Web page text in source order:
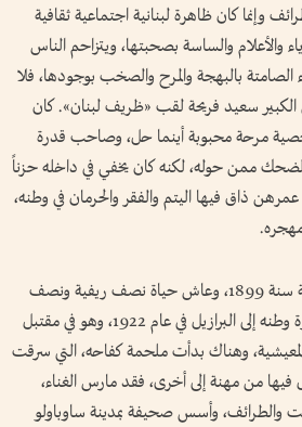
وإنما كان ظاهرة لبنانية اجتماعية ثقافية
والأعلام والساسة بصحبتها، ويتزاحم الناس
الصامتة بالبهجة والمرح والصخب بوجودها، فلا
سعيد فريحة لقب «ظريف لبنان». كان
مرحة محبوبة أينما حل، وصاحب قدرة
ممن حوله، لكنه كان يخفي في داخله حزناً
ذاق فيها اليتم والفقر والحرمان في وطنه،
مهجره.
ولد في حي مار إلياس في زحلة سنة 1899، وعاش حياة نصف ريفية ونصف
مدنية، ودفعه الفقر إلى مغادرة وطنه إلى البرازيل في عام 1922، وهو في مقتبل
وهناك بدأت ملحمة كفاحه، التي سرقت
من مهنة إلى أخرى، فقد مارس الغناء،
والطرائف، وأسس صحيفة بمدينة ساوباولو